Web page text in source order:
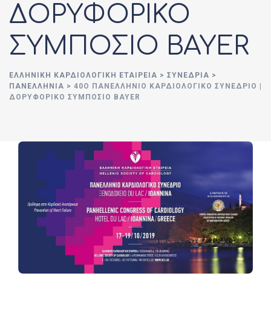
ΔΟΡΥΦΟΡΙΚΟ
ΣΥΜΠΟΣΙΟ BAYER
ΕΛΛΗΝΙΚΉ ΚΑΡΔΙΟΛΟΓΙΚΉ ΕΤΑΙΡΕΊΑ > ΣΥΝΈΔΡΙΑ >
ΠΑΝΕΛΛΉΝΙΑ > 40Ο ΠΑΝΕΛΛΉΝΙΟ ΚΑΡΔΙΟΛΟΓΙΚΌ ΣΥΝΈΔΡΙΟ |
ΔΟΡΥΦΟΡΙΚΟ ΣΥΜΠΟΣΙΟ BAYER